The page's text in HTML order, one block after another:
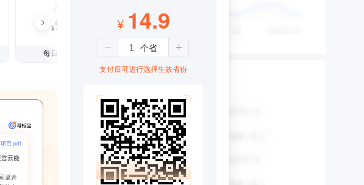
3个月
¥99
每日仅1.08元
¥ 14.9
支付后可进行选择生效省份